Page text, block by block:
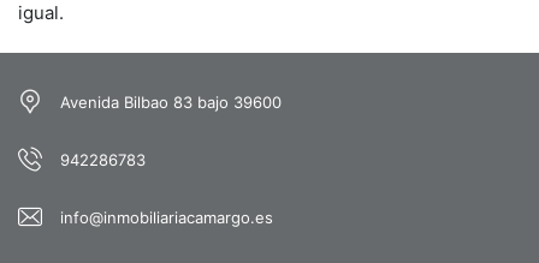
igual.
Avenida Bilbao 83 bajo 39600
942286783
info@inmobiliariacamargo.es